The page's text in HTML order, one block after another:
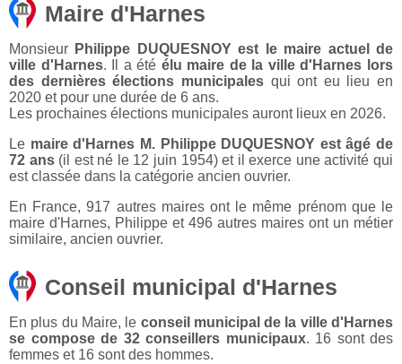
Maire d'Harnes
Monsieur Philippe DUQUESNOY est le maire actuel de
ville d'Harnes. Il a été élu maire de la ville d'Harnes lors
des dernières élections municipalesqui ont eu lieu en
2020 et pour une durée de 6 ans.
Les prochaines élections municipales auront lieux en 2026.
Le maire d'Harnes M. Philippe DUQUESNOY est âgé de
72 ans(il est né le 12 juin 1954) et il exerce une activité qui
est classée dans la catégorie ancien ouvrier.
En France, 917 autres maires ont le même prénom que le
maire d'Harnes, Philippe et 496 autres maires ont un métier
similaire, ancien ouvrier.
Conseil municipal d'Harnes
En plus du Maire, le conseil municipal de la ville d'Harnes
se compose de 32 conseillers municipaux. 16 sont des
femmes et 16 sont des hommes.